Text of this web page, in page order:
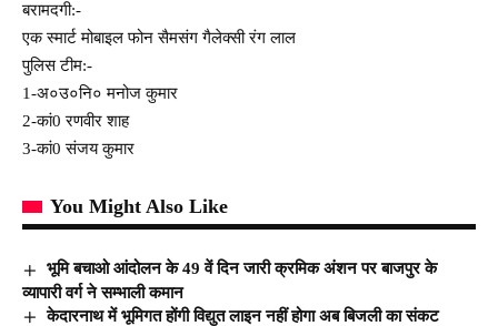
बरामदगी:-
एक स्मार्ट मोबाइल फोन सैमसंग गैलेक्सी रंग लाल
पुलिस टीम:-
1-अ०उ०नि० मनोज कुमार
2-कां0 रणवीर शाह
3-कां0 संजय कुमार
You Might Also Like
भूमि बचाओ आंदोलन के 49 वें दिन जारी क्रमिक अंशन पर बाजपुर के
व्यापारी वर्ग ने सम्भाली कमान
केदारनाथ में भूमिगत होंगी विद्युत लाइन नहीं होगा अब बिजली का संकट